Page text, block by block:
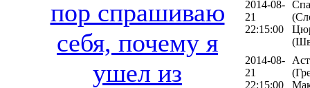
пор спрашиваю
себя, почему я
ушел из
2014-08-
21
22:15:00
2014-08-
21
22:15:00